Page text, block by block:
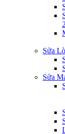
Sửa
Sửa